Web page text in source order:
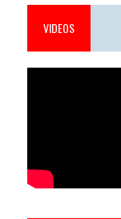
VIDEOS